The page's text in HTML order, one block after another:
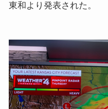
東和より発表された。